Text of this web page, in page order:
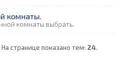
комнаты.
комнаты выбрать.
На странице показано тем: 24.